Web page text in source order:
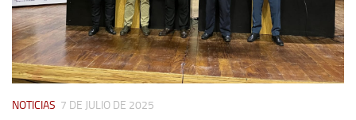
NOTICIAS 7 DE JULIO DE 2025